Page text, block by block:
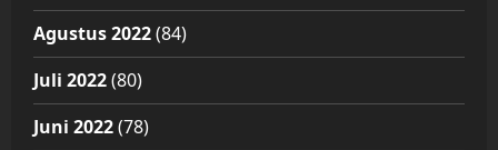
Agustus 2022(84)
Juli 2022(80)
Juni 2022(78)